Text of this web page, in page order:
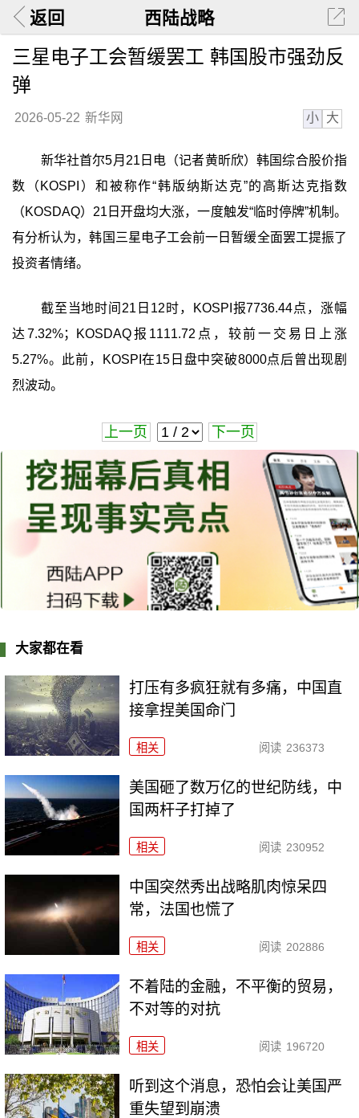
返回 西陆战略
三星电子工会暂缓罢工 韩国股市强劲反
弹
2026-05-22 新华网 小 大
新华社首尔5月21日电（记者黄昕欣）韩国综合股价指
数（KOSPI）和被称作“韩版纳斯达克”的高斯达克指数
（KOSDAQ）21日开盘均大涨，一度触发“临时停牌”机制。
有分析认为，韩国三星电子工会前一日暂缓全面罢工提振了
投资者情绪。
截至当地时间21日12时，KOSPI报7736.44点，涨幅
达7.32%；KOSDAQ报1111.72点，较前一交易日上涨
5.27%。此前，KOSPI在15日盘中突破8000点后曾出现剧
烈波动。
上一页 下一页
大家都在看
打压有多疯狂就有多痛，中国直
接拿捏美国命门
相关 阅读 236373
美国砸了数万亿的世纪防线，中
国两杆子打掉了
相关 阅读 230952
中国突然秀出战略肌肉惊呆四
常，法国也慌了
相关 阅读 202886
不着陆的金融，不平衡的贸易，
不对等的对抗
相关 阅读 196720
听到这个消息，恐怕会让美国严
重失望到崩溃